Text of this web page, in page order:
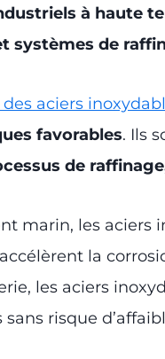
à haute
systèmes de
aciers
favorables. Ils
de
marin, les aciers
la
les aciers
risque